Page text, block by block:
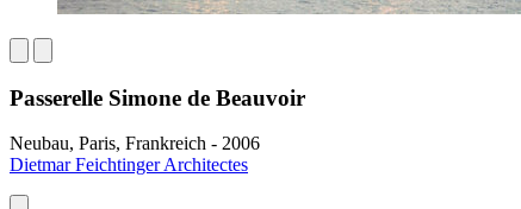
Passerelle Simone de Beauvoir
Neubau, Paris, Frankreich - 2006
Dietmar Feichtinger Architectes